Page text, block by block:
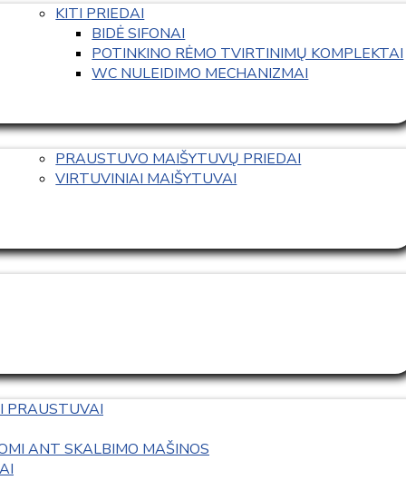
KITI PRIEDAI
BIDĖ SIFONAI
POTINKINO RĖMO TVIRTINIMŲ KOMPLEKTAI
WC NULEIDIMO MECHANIZMAI
PRAUSTUVO MAIŠYTUVŲ PRIEDAI
VIRTUVINIAI MAIŠYTUVAI
PRAUSTUVAI
ANT SKALBIMO MAŠINOS